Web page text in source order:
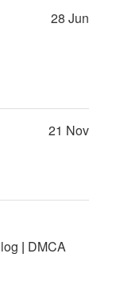
28 Jun
21 Nov
| DMCA